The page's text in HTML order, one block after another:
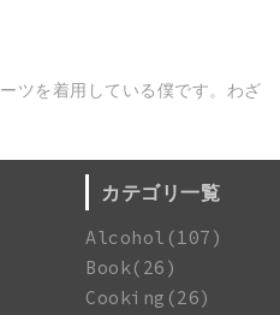
ツを着用している僕です。わざ
カテゴリ一覧
Alcohol(107)
Book(26)
Cooking(26)